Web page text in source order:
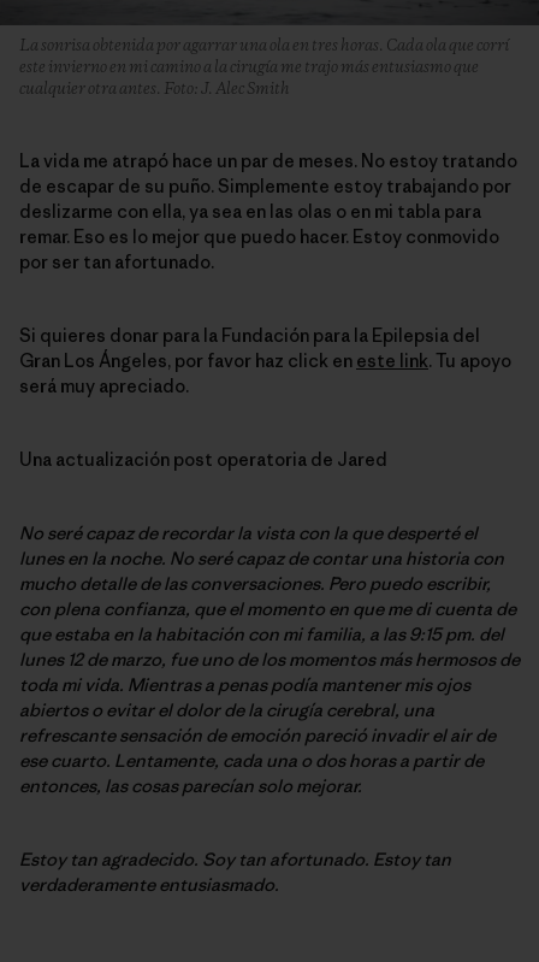
La sonrisa obtenida por agarrar una ola en tres horas. Cada ola que corrí
este invierno en mi camino a la cirugía me trajo más entusiasmo que
cualquier otra antes. Foto: J. Alec Smith
La vida me atrapó hace un par de meses. No estoy tratando
de escapar de su puño. Simplemente estoy trabajando por
deslizarme con ella, ya sea en las olas o en mi tabla para
remar. Eso es lo mejor que puedo hacer. Estoy conmovido
por ser tan afortunado.
Si quieres donar para la Fundación para la Epilepsia del
Gran Los Ángeles, por favor haz click en este link. Tu apoyo
será muy apreciado.
Una actualización post operatoria de Jared
No seré capaz de recordar la vista con la que desperté el
lunes en la noche. No seré capaz de contar una historia con
mucho detalle de las conversaciones. Pero puedo escribir,
con plena confianza, que el momento en que me di cuenta de
que estaba en la habitación con mi familia, a las 9:15 pm. del
lunes 12 de marzo, fue uno de los momentos más hermosos de
toda mi vida. Mientras a penas podía mantener mis ojos
abiertos o evitar el dolor de la cirugía cerebral, una
refrescante sensación de emoción pareció invadir el air de
ese cuarto. Lentamente, cada una o dos horas a partir de
entonces, las cosas parecían solo mejorar.
Estoy tan agradecido. Soy tan afortunado. Estoy tan
verdaderamente entusiasmado.